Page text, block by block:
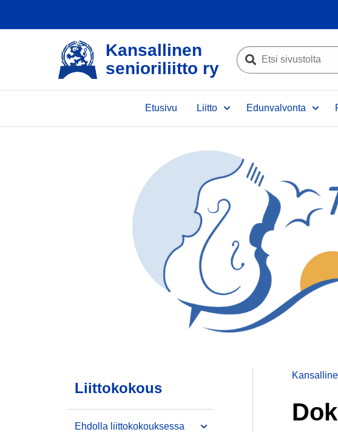
Kansallinen
senioriliitto ry
Etsi
sivustolta
Etusivu Liitto Edunvalvonta
Liittokokous
Ehdolla liittokokouksessa